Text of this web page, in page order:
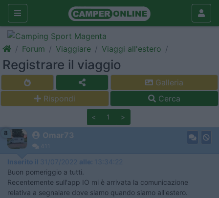
Forum Viaggiare Viaggi all'estero
Registrare il viaggio
Galleria
Rispondi
Cerca
< 1 >
8 Omar73
411
Inserito il 31/07/2022 alle: 13:34:22
Buon pomeriggio a tutti.
Recentemente sull'app IO mi è arrivata la comunicazione
relativa a segnalare dove siamo quando siamo all'estero.